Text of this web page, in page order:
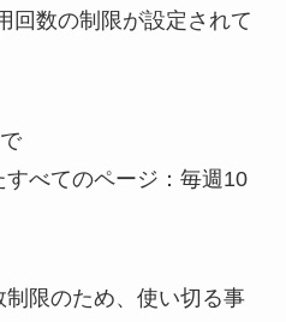
回数の制限が設定されて
べてのページ：毎週10
限のため、使い切る事